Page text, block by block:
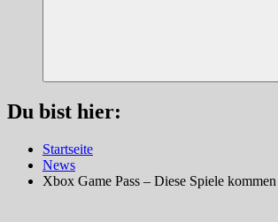
Suchen
Du bist hier:
Startseite
News
Xbox Game Pass – Diese Spiele